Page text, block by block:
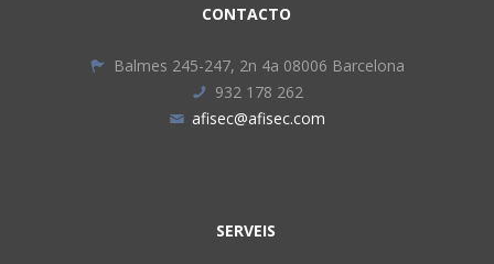
CONTACTO
Balmes 245-247, 2n 4a 08006 Barcelona
932 178 262
afisec@afisec.com
SERVEIS